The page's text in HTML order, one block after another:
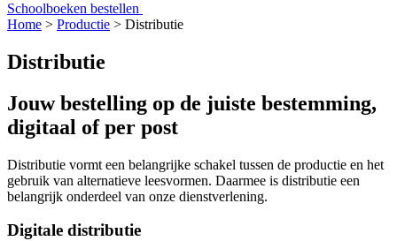
Schoolboeken bestellen
Home > Productie > Distributie
Distributie
Jouw bestelling op de juiste bestemming,
digitaal of per post
Distributie vormt een belangrijke schakel tussen de productie en het
gebruik van alternatieve leesvormen. Daarmee is distributie een
belangrijk onderdeel van onze dienstverlening.
Digitale distributie